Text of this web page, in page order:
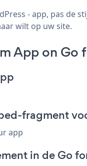
- app, pas de
wilt op uw site.
App on Go
fragment
app
in de Go